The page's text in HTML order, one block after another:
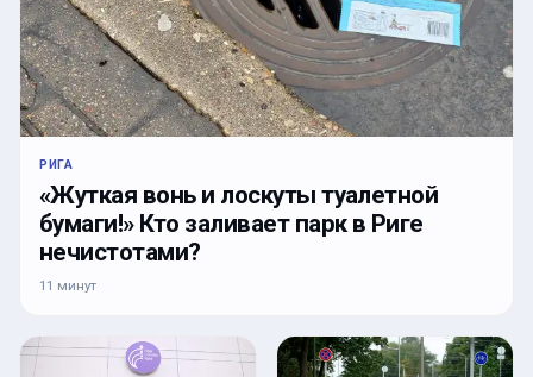
РИГА
«Жуткая вонь и лоскуты туалетной
бумаги!» Кто заливает парк в Риге
нечистотами?
11 минут